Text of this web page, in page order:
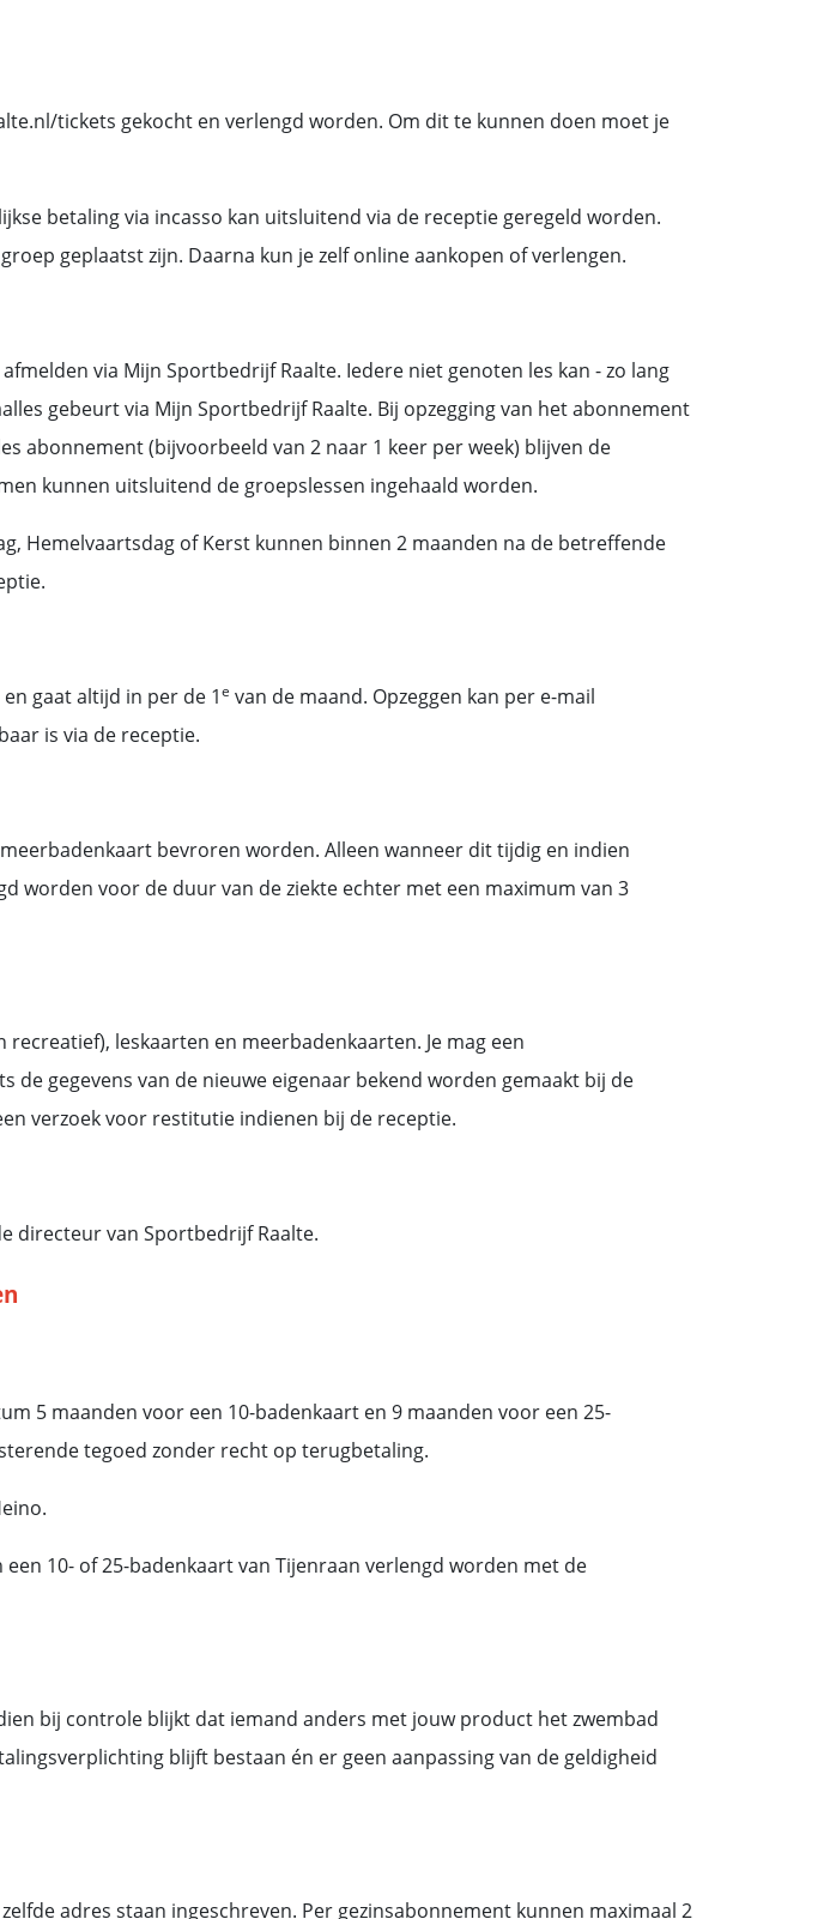
tickets gekocht en verlengd worden. Om dit te kunnen doen moet je
betaling via incasso kan uitsluitend via de receptie geregeld worden.
geplaatst zijn. Daarna kun je zelf online aankopen of verlengen.
via Mijn Sportbedrijf Raalte. Iedere niet genoten les kan - zo lang
gebeurt via Mijn Sportbedrijf Raalte. Bij opzegging van het abonnement
abonnement (bijvoorbeeld van 2 naar 1 keer per week) blijven de
kunnen uitsluitend de groepslessen ingehaald worden.
Hemelvaartsdag of Kerst kunnen binnen 2 maanden na de betreffende
gaat altijd in per de 1e van de maand. Opzeggen kan per e-mail
is via de receptie.
bevroren worden. Alleen wanneer dit tijdig en indien
worden voor de duur van de ziekte echter met een maximum van 3
leskaarten en meerbadenkaarten. Je mag een
gegevens van de nieuwe eigenaar bekend worden gemaakt bij de
verzoek voor restitutie indienen bij de receptie.
directeur van Sportbedrijf Raalte.
5 maanden voor een 10-badenkaart en 9 maanden voor een 25-
tegoed zonder recht op terugbetaling.
10- of 25-badenkaart van Tijenraan verlengd worden met de
bij controle blijkt dat iemand anders met jouw product het zwembad
blijft bestaan én er geen aanpassing van de geldigheid
adres staan ingeschreven. Per gezinsabonnement kunnen maximaal 2